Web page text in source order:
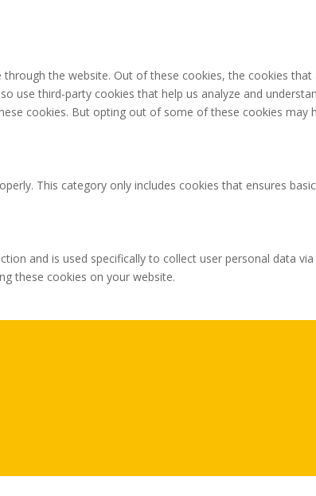
the website. Out of these cookies, the cookies
use third-party cookies that help us analyze and
cookies. But opting out of some of these cookies may
This category only includes cookies that ensures
and is used specifically to collect user personal data
these cookies on your website.